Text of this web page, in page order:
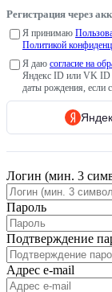
Регистрация через
Я принимаю
Политикой
Я даю согласие на
Яндекс ID или VK ID
даты рождения, если
Логин (мин. 3
Пароль
Подтверждение
Адрес e-mail